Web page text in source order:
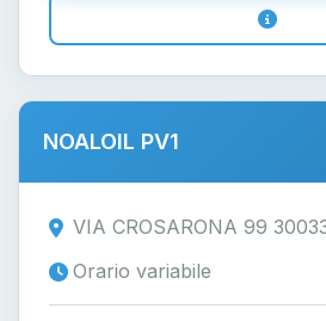
NOALOIL PV1
VIA CROSARONA 99
Orario variabile